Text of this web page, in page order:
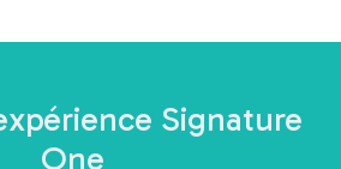
Signature
One